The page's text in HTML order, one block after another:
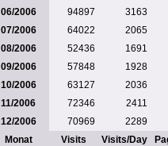
06/2006
94897
3163
07/2006
64022
2065
08/2006
52436
1691
09/2006
57848
1928
10/2006
63127
2036
11/2006
72346
2411
12/2006
70969
2289
Monat
Visits Visits/Day